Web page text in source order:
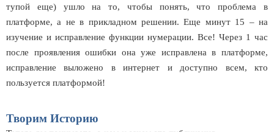
тупой еще) ушло на то, чтобы понять, что проблема в
платформе, а не в прикладном решении. Еще минут 15 – на
изучение и исправление функции нумерации. Все! Через 1 час
после проявления ошибки она уже исправлена в платформе,
исправление выложено в интернет и доступно всем, кто
пользуется платформой!
Творим Историю